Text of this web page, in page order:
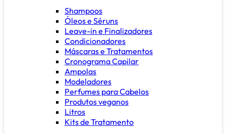
Shampoos
Óleos e Séruns
Leave-in e Finalizadores
Condicionadores
Máscaras e Tratamentos
Cronograma Capilar
Ampolas
Modeladores
Perfumes para Cabelos
Produtos veganos
Litros
Kits de Tratamento